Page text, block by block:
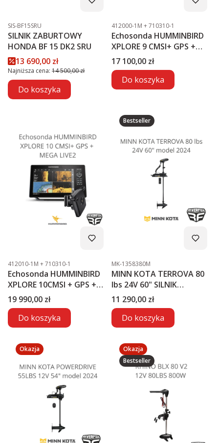
Kod produktu
SIS-BF15SRU
SILNIK ZABURTOWY
HONDA BF 15 DK2 SRU
Cena promocyjna
13 690,00 zł
Najniższa cena: 14 500,00 zł
Do koszyka
Kod produktu
412000-1M + 710310-1
Echosonda HUMMINBIRD
XPLORE 9 CMSI+ GPS +
MEGA LIVE2
Cena
17 100,00 zł
Do koszyka
Kod produktu
412010-1M + 710310-1
Echosonda HUMMINBIRD
XPLORE 10CMSI + GPS +
MEGA LIVE2
Cena
19 990,00 zł
Do koszyka
Bestseller
Kod produktu
MK-1358380M
MINN KOTA TERROVA 80
lbs 24V 60" SILNIK
ELEKTRYCZNY
Cena
11 290,00 zł
Do koszyka
Okazja
Okazja
Bestseller